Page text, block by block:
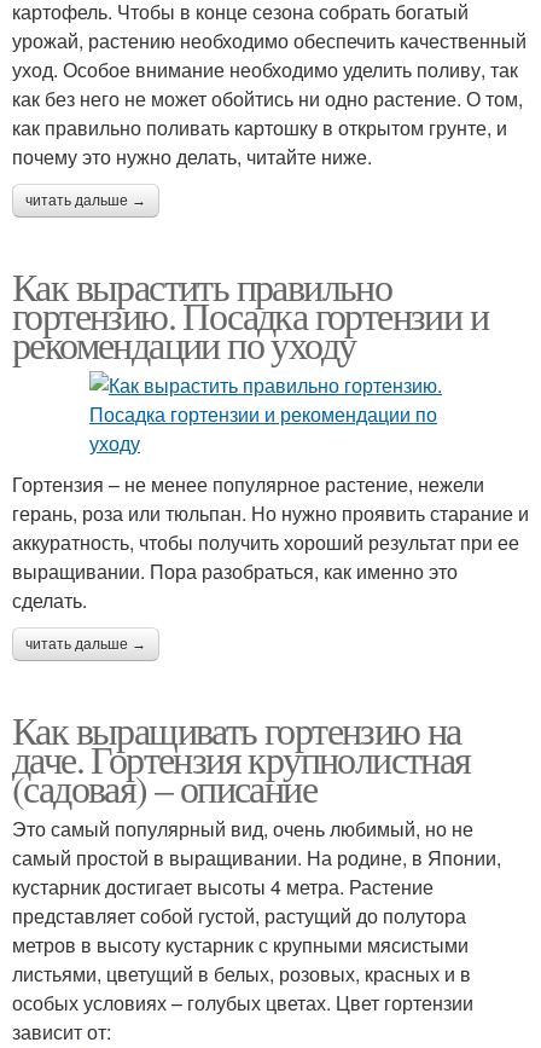
картофель. Чтобы в конце сезона собрать богатый
урожай, растению необходимо обеспечить качественный
уход. Особое внимание необходимо уделить поливу, так
как без него не может обойтись ни одно растение. О том,
как правильно поливать картошку в открытом грунте, и
почему это нужно делать, читайте ниже.
читать дальше →
Как вырастить правильно
гортензию. Посадка гортензии и
рекомендации по уходу
Гортензия – не менее популярное растение, нежели
герань, роза или тюльпан. Но нужно проявить старание и
аккуратность, чтобы получить хороший результат при ее
выращивании. Пора разобраться, как именно это
сделать.
читать дальше →
Как выращивать гортензию на
даче. Гортензия крупнолистная
(садовая) – описание
Это самый популярный вид, очень любимый, но не
самый простой в выращивании. На родине, в Японии,
кустарник достигает высоты 4 метра. Растение
представляет собой густой, растущий до полутора
метров в высоту кустарник с крупными мясистыми
листьями, цветущий в белых, розовых, красных и в
особых условиях – голубых цветах. Цвет гортензии
зависит от: